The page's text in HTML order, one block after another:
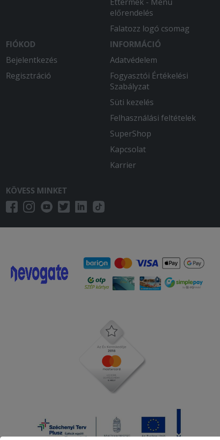
előrendelés
Falatozz logó csomag
FIÓKOD
Bejelentkezés
Regisztráció
INFORMÁCIÓ
Adatvédelem
Fogyasztói Értékelési
Szabályzat
Süti kezelés
Felhasználási feltételek
SuperShop
Kapcsolat
Karrier
KÖVESS MINKET